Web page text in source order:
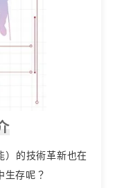
）的技術革新也在
生存呢？